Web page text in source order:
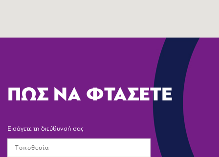
ΠΩΣ ΝΑ ΦΤΑΣΕΤΕ
Εισάγετε τη διεύθυνσή σας